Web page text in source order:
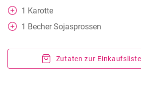
1 Karotte
1 Becher Sojasprossen
Zutaten zur